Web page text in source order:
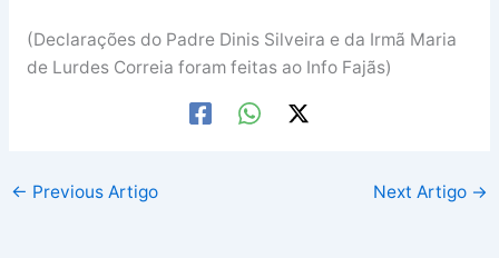
(Declarações do Padre Dinis Silveira e da Irmã Maria
de Lurdes Correia foram feitas ao Info Fajãs)
← Previous Artigo Next Artigo →